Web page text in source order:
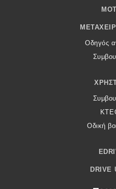
Οδηγός
Οδική
DRIVE